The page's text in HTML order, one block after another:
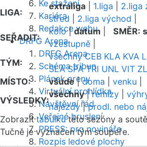
Ke stažení
Kariéra
Redakce webu
DRFG Arena
DRFG Arena
Schéma tribun
Plánek areny
Virtuální prohlídka
Návštěvní řád
Veřejné bruslení
PRESS: pro novináře
Rozpis ledové plochy
LIGA:
extraliga 1.liga 2.liga
střed
2.liga východ
SEŘADIT:
kolo|datum SMĚR:
vzestupně
TÝM:
všechny CEB KLA KVA
SLA SPA TRI UNL VIT
MÍSTO:
všude|doma venku
VÝSLEDKY:
všechny|remízy
nájezdy|prodl. nebo
Zobrazittabulkutéto sezóny a
Tučně je vyznačen tým soupeře.